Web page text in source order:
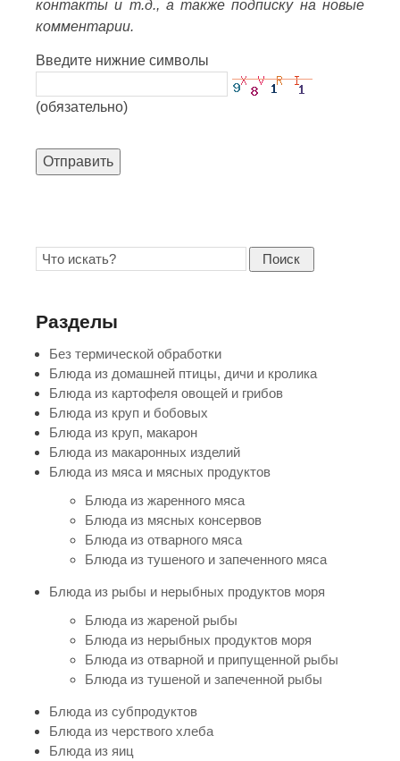
контакты и т.д., а также подписку на новые
комментарии.
Введите нижние символы
(обязательно)
Отправить
Поиск
Разделы
Без термической обработки
Блюда из домашней птицы, дичи и кролика
Блюда из картофеля овощей и грибов
Блюда из круп и бобовых
Блюда из круп, макарон
Блюда из макаронных изделий
Блюда из мяса и мясных продуктов
Блюда из жаренного мяса
Блюда из мясных консервов
Блюда из отварного мяса
Блюда из тушеного и запеченного мяса
Блюда из рыбы и нерыбных продуктов моря
Блюда из жареной рыбы
Блюда из нерыбных продуктов моря
Блюда из отварной и припущенной рыбы
Блюда из тушеной и запеченной рыбы
Блюда из субпродуктов
Блюда из черствого хлеба
Блюда из яиц